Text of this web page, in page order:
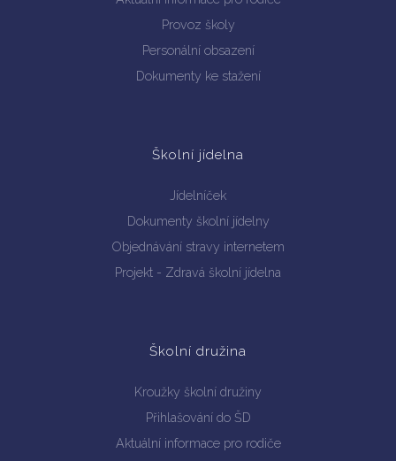
Provoz školy
Personální obsazení
Dokumenty ke stažení
Školní jídelna
Jídelníček
Dokumenty školní jídelny
Objednávání stravy internetem
Projekt - Zdravá školní jídelna
Školní družina
Kroužky školní družiny
Přihlašování do ŠD
Aktuální informace pro rodiče